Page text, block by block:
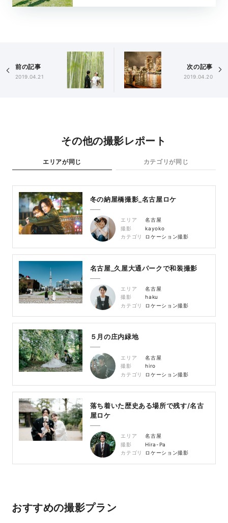
前の記事
2019.04.21
次の記事
2019.04.20
その他の撮影レポート
エリアが同じ カテゴリが同じ
冬の納屋橋撮影_名古屋ロケ
エリア
名古屋
撮影
kayoko
カテゴリ
ロケーション撮影
名古屋_久屋大通パークで和装撮影
エリア
名古屋
撮影
haku
カテゴリ
ロケーション撮影
５月の庄内緑地
エリア
名古屋
撮影
hiro
カテゴリ
ロケーション撮影
落ち着いた歴史ある場所で残す/名古
屋ロケ
エリア
名古屋
撮影
Hira-Pa
カテゴリ
ロケーション撮影
おすすめの撮影プラン